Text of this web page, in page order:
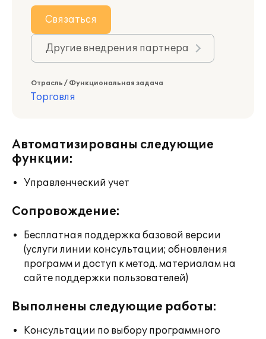
Связаться
Другие внедрения партнера
Отрасль / Функциональная задача
Торговля
Автоматизированы следующие
функции:
Управленческий учет
Сопровождение:
Бесплатная поддержка базовой версии
(услуги линии консультации; обновления
программ и доступ к метод. материалам на
сайте поддержки пользователей)
Выполнены следующие работы:
Консультации по выбору программного